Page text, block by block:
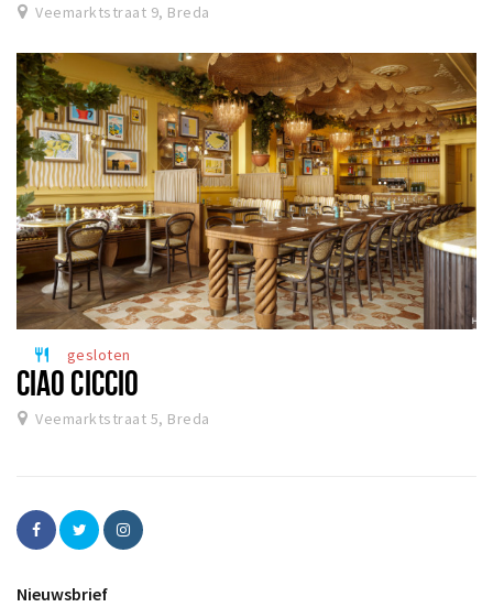
Veemarktstraat 9, Breda
restaurant gesloten
CIAO CICCIO
Veemarktstraat 5, Breda
Nieuwsbrief